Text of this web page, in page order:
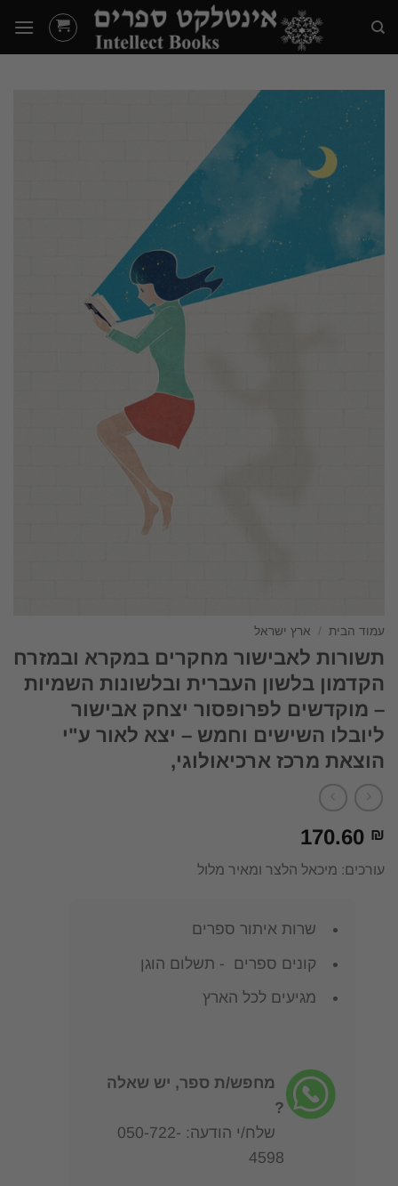
content
עמוד הבית / ארץ ישראל
תשורות לאבישור מחקרים במקרא ובמזרח
הקדמון בלשון העברית ובלשונות השמיות
– מוקדשים לפרופסור יצחק אבישור
ליובלו השישים וחמש – יצא לאור ע"י
הוצאת מרכז ארכיאולוגי,
170.60 ₪
עורכים: מיכאל הלצר ומאיר מלול
שרות איתור ספרים
קונים ספרים - תשלום הוגן
מגיעים לכל הארץ
מחפש/ת ספר, יש שאלה
?
שלח/י הודעה: 050-722-
4598